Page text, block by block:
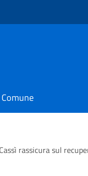
rassicura sul